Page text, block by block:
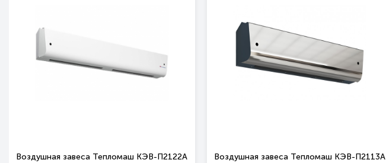
Воздушная завеса Тепломаш КЭВ-П2122А Воздушная завеса Тепломаш КЭВ-П2113А